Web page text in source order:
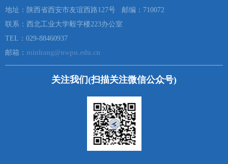
地址：陕西省西安市友谊西路127号 邮编：710072
联系：西北工业大学毅字楼223办公室
TEL：029-88460937
邮箱： minhang@nwpu.edu.cn
关注我们(扫描关注微信公众号)